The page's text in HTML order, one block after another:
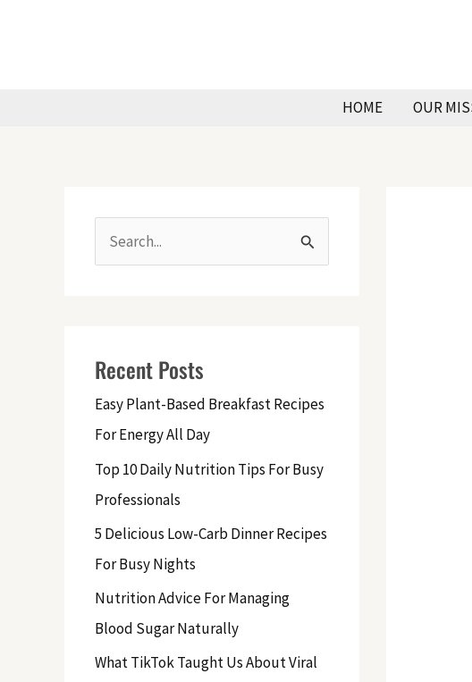
HOME OUR
c
h
f
o
r
Recent Posts
Easy Plant-Based Breakfast Recipes
For Energy All Day
Top 10 Daily Nutrition Tips For Busy
Professionals
5 Delicious Low-Carb Dinner Recipes
For Busy Nights
Nutrition Advice For Managing
Blood Sugar Naturally
What TikTok Taught Us About Viral